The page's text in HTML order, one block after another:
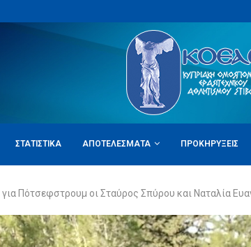
ΣΤΑΤΙΣΤΙΚΆ ΑΠΟΤΕΛΈΣΜΑΤΑ ΠΡΟΚΗΡΎΞΕΙΣ
Πότσεφστρουμ οι Σταύρος Σπύρου και Ναταλία